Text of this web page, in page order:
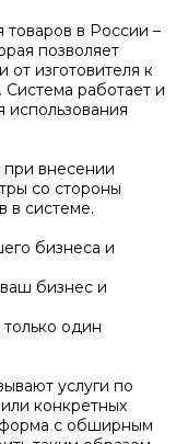
в России –
позволяет
изготовителя к
работает и
внесении
со стороны
в системе.
бизнеса и
бизнес и
один
услуги по
конкретных
с обширным